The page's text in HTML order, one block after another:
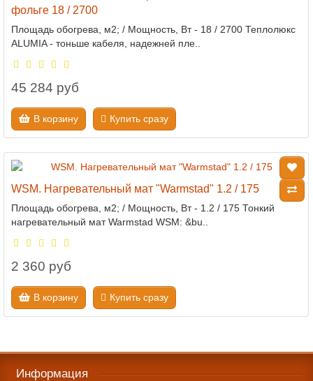
фольге 18 / 2700
Площадь обогрева, м2; / Мощность, Вт - 18 / 2700 Теплолюкс
ALUMIA - тоньше кабеля, надежней пле..
45 284 руб
В корзину Купить сразу
WSM. Нагревательный мат "Warmstad" 1.2 / 175
Площадь обогрева, м2; / Мощность, Вт - 1.2 / 175 Тонкий
нагревательный мат Warmstad WSM: &bu..
2 360 руб
В корзину Купить сразу
Информация